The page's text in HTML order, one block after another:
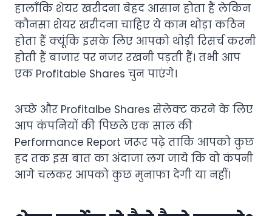
हालाँकि शेयर खरीदना बेहद आसान होता हैं लेकिन
कौनसा शेयर खरीदना चाहिए ये काम थोड़ा कठिन
होता हैं क्यूंकि इसके लिए आपको थोड़ी रिसर्च करनी
होती हैं बाजार पर नजर रखनी पड़ती हैं। तभी आप
एक Profitable Shares चुन पाएंगे।
अच्छे और Profitalbe Shares सेलेक्ट करने के लिए
आप कंपनियों की पिछले एक साल की
Performance Report जरूर पढ़े ताकि आपको कुछ
हद तक इस बात का अंदाजा लग जाये कि वो कंपनी
आगे चलकर आपको कुछ मुनाफा देगी या नहीं।